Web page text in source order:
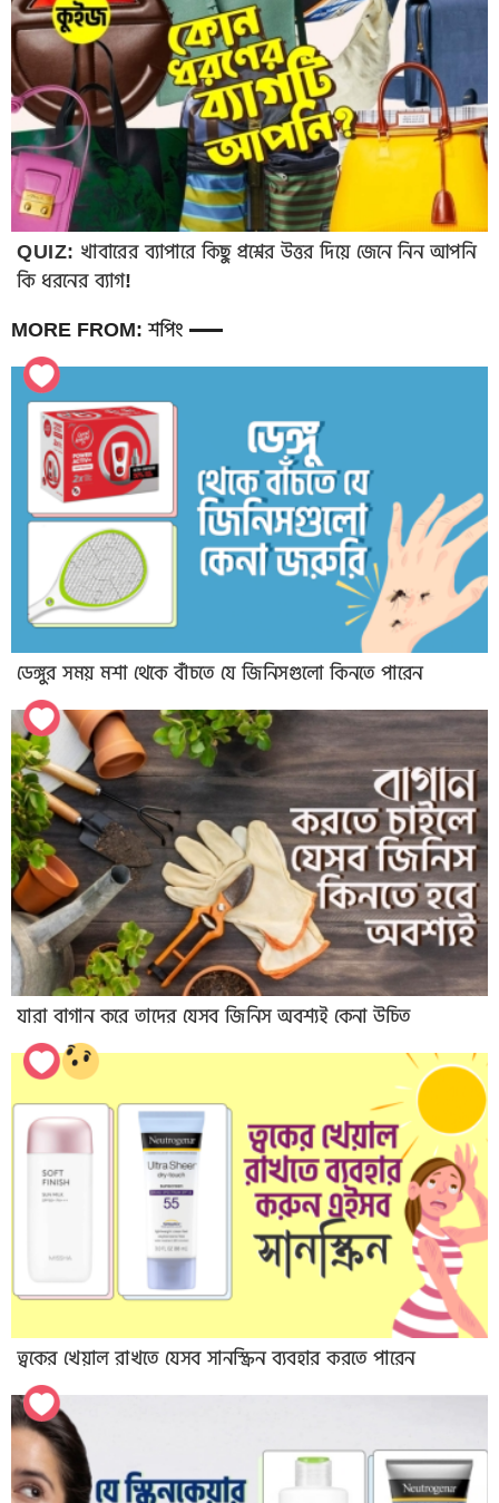
QUIZ: খাবারের ব্যাপারে কিছু প্রশ্নের উত্তর দিয়ে জেনে নিন আপনি
কি ধরনের ব্যাগ!
MORE FROM: শপিং
ডেঙ্গুর সময় মশা থেকে বাঁচতে যে জিনিসগুলো কিনতে পারেন
যারা বাগান করে তাদের যেসব জিনিস অবশ্যই কেনা উচিত
ত্বকের খেয়াল রাখতে যেসব সানস্ক্রিন ব্যবহার করতে পারেন